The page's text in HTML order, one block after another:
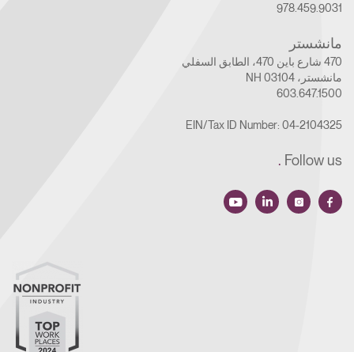
978.459.9031
مانشستر
470 شارع باين 470، الطابق السفلي
مانشستر، NH 03104
603.647.1500
EIN/Tax ID Number: 04-2104325
Follow us
.